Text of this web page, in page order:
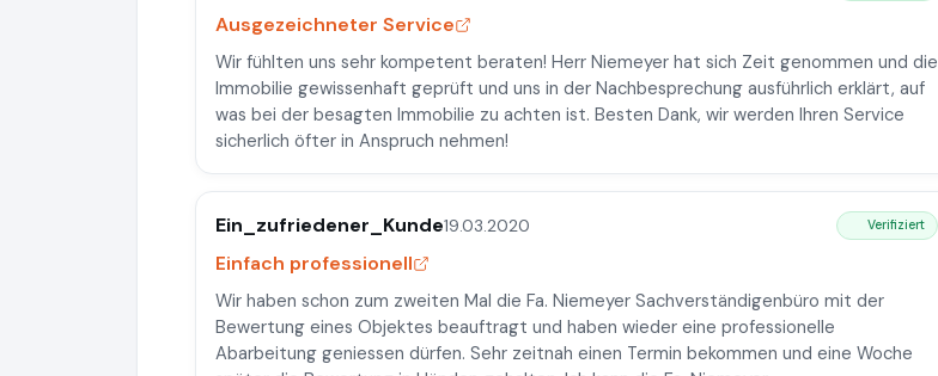
Ausgezeichneter Service
Wir fühlten uns sehr kompetent beraten! Herr Niemeyer hat sich Zeit genommen und die
Immobilie gewissenhaft geprüft und uns in der Nachbesprechung ausführlich erklärt, auf
was bei der besagten Immobilie zu achten ist. Besten Dank, wir werden Ihren Service
sicherlich öfter in Anspruch nehmen!
Ein_zufriedener_Kunde19.03.2020 Verifiziert
Einfach professionell
Wir haben schon zum zweiten Mal die Fa. Niemeyer Sachverständigenbüro mit der
Bewertung eines Objektes beauftragt und haben wieder eine professionelle
Abarbeitung geniessen dürfen. Sehr zeitnah einen Termin bekommen und eine Woche